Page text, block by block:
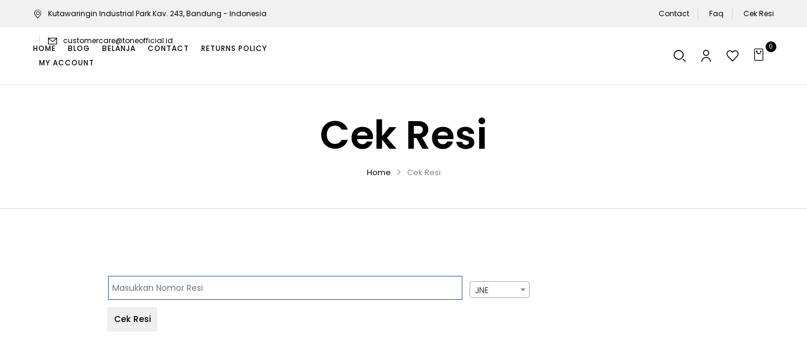
Kutawaringin Industrial Park Kav. 243, Bandung - Indonesia
customercare@toneofficial.id
Contact Faq Cek Resi
HOME BLOG BELANJA CONTACT
RETURNS POLICY
MY ACCOUNT
0
Cek Resi
Home Cek Resi
JNE
Cek Resi